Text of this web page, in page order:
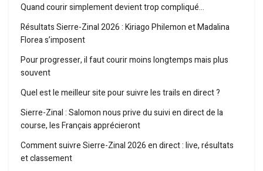
Quand courir simplement devient trop compliqué…
Résultats Sierre-Zinal 2026 : Kiriago Philemon et Madalina
Florea s’imposent
Pour progresser, il faut courir moins longtemps mais plus
souvent
Quel est le meilleur site pour suivre les trails en direct ?
Sierre-Zinal : Salomon nous prive du suivi en direct de la
course, les Français apprécieront
Comment suivre Sierre-Zinal 2026 en direct : live, résultats
et classement